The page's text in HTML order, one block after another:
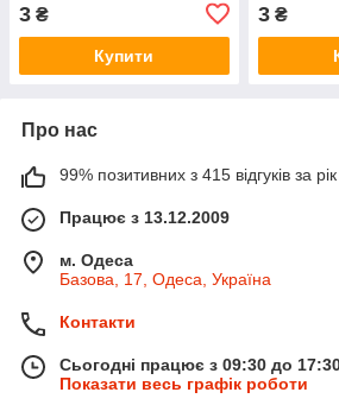
3 ₴
Купити
3₴
Про нас
99% позитивних з 415 відгуків за рік
Працює з 13.12.2009
м. Одеса
Базова, 17, Одеса, Україна
Контакти
Сьогодні працює з 09:30 до
Показати весь графік роботи